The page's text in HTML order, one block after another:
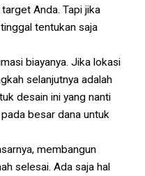
Anda. Tapi jika
tentukan saja
biayanya. Jika lokasi
selanjutnya adalah
desain ini yang nanti
besar dana untuk
membangun
selesai. Ada saja hal